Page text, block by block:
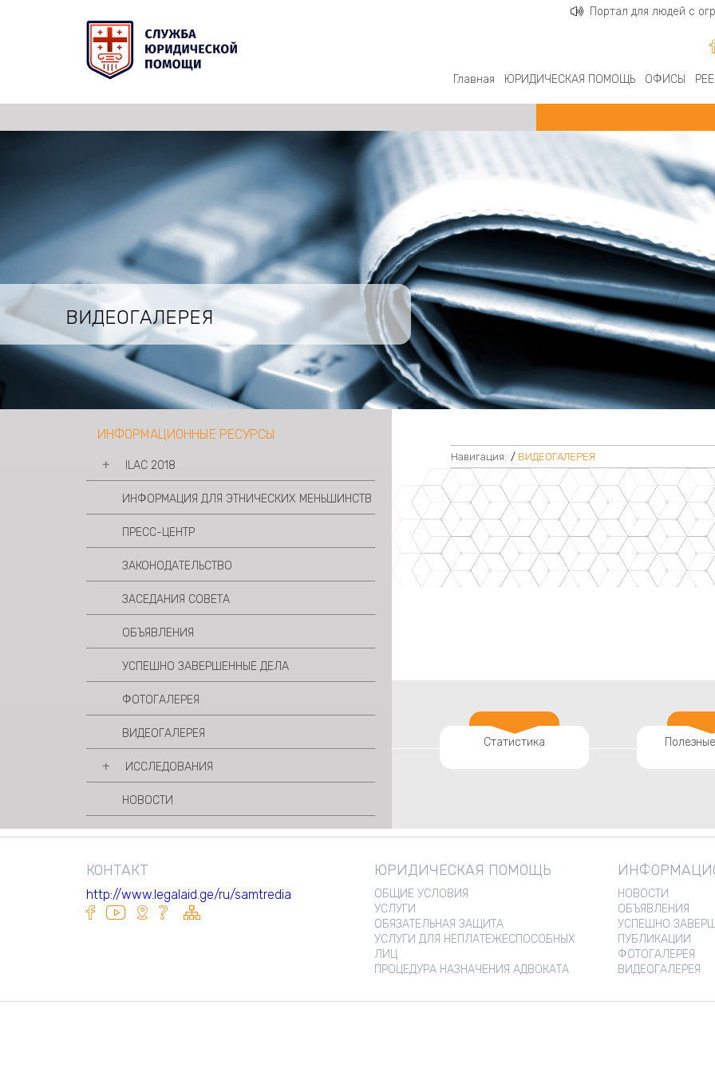
Портал для людей с
Главная ЮРИДИЧЕСКАЯ ПОМОЩЬ ОФИСЫ
ВИДЕОГАЛЕРЕЯ
ИНФОРМАЦИОННЫЕ РЕСУРСЫ
ILAC 2018
Повестка дня и Материалы
Декларация
Фотогалерея
ИНФОРМАЦИЯ ДЛЯ ЭТНИЧЕСКИХ МЕНЬШИНСТВ
ПРЕСС-ЦЕНТР
ЗАКОНОДАТЕЛЬСТВО
ЗАСЕДАНИЯ СОВЕТА
ОБЪЯВЛЕНИЯ
УСПЕШНО ЗАВЕРШЕННЫЕ ДЕЛА
ФОТОГАЛЕРЕЯ
ВИДЕОГАЛЕРЕЯ
ИССЛЕДОВАНИЯ
ПУБЛИКАЦИИ
НОВОСТИ
Навигация: / ВИДЕОГАЛЕРЕЯ
Статистика
КОНТАКТ
http://www.legalaid.ge/ru/samtredia
ЮРИДИЧЕСКАЯ ПОМОЩЬ
ОБЩИЕ УСЛОВИЯ
УСЛУГИ
ОБЯЗАТЕЛЬНАЯ ЗАЩИТА
УСЛУГИ ДЛЯ НЕПЛАТЕЖЕСПОСОБНЫХ
ЛИЦ
ПРОЦЕДУРА НАЗНАЧЕНИЯ АДВОКАТА
НОВОСТИ
ОБЪЯВЛЕНИЯ
УСПЕШНО
ПУБЛИКАЦИИ
ФОТОГАЛЕРЕЯ
ВИДЕОГАЛЕРЕЯ